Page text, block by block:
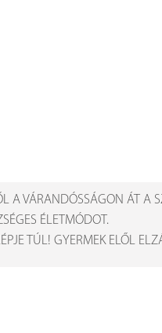
A VÁRANDÓSSÁGON ÁT A
ÉLETMÓDOT.
TÚL! GYERMEK ELŐL